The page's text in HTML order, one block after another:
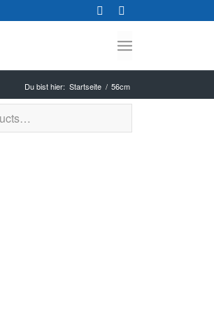
Du bist hier: Startseite / 56cm